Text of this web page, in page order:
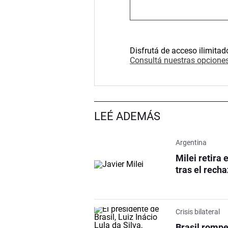
Disfrutá de acceso
Consultá nuestras
LEÉ ADEMÁS
Argentina
Milei retira
tras el
Crisis bilateral